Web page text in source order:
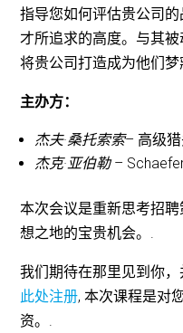
指导您如何评估贵公司
才所追求的高度。与其
将贵公司打造成为他们
主办方：
杰夫·桑托索索– 高级
杰克·亚伯勒–
本次会议是重新思考招
想之地的宝贵机会。.
我们期待在那里见到你
此处注册, 本次课程是对
资。.